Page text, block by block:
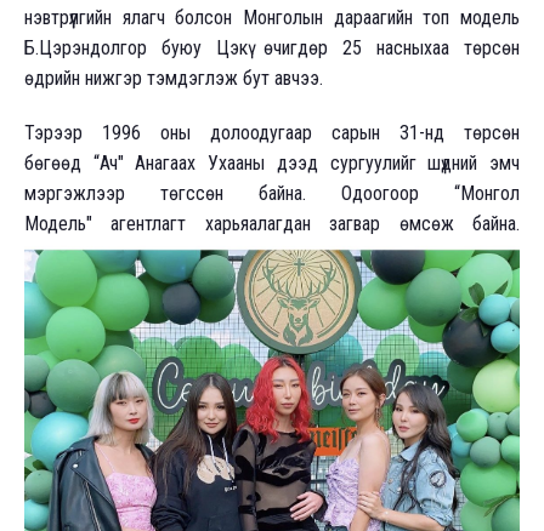
нэвтрүүлгийн ялагч болсон Монголын дараагийн топ модель
Б.Цэрэндолгор буюу Цэкү өчигдөр 25 насныхаа төрсөн
өдрийн нижгэр тэмдэглэж бут авчээ.
Тэрээр 1996 оны долоодугаар сарын 31-нд төрсөн
бөгөөд “Ач" Анагаах Ухааны дээд сургуулийг шүдний эмч
мэргэжлээр төгссөн байна. Одоогоор “Монгол
Модель" агентлагт харьяалагдан загвар өмсөж байна.